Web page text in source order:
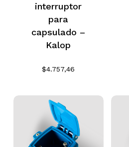
interruptor
para
capsulado –
Kalop
$4.757,46